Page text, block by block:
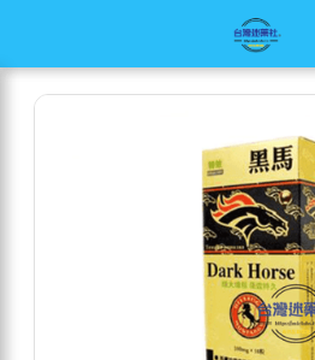
/ 黑馬(Dark